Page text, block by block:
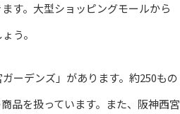
す。大型ショッピングモールから
う。
ーデンズ」があります。約250もの
品を扱っています。また、阪神西宮